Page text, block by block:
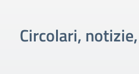
Circolari,